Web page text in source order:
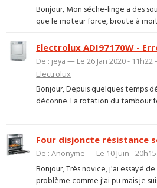
Bonjour, Mon séche-linge a des
que le moteur force, broute à
Electrolux ADI97170W -
De : jeya — Le 26 Jan 2020 -
Electrolux
Bonjour, Depuis quelques temps
déconne. La rotation du tambour
Four disjoncte résistance
De : Anonyme — Le 10 Juin -
Bonjour, Très novice, j'ai essayé
problème comme j'ai pu mais je